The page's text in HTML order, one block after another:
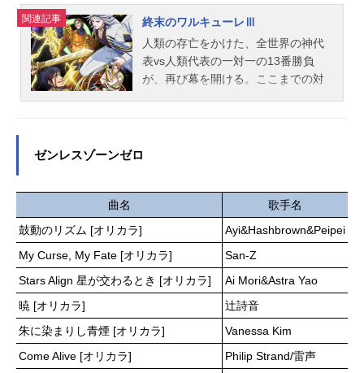
名ゴーストコンサート:missingSongs
放送形態TVアニメスケジュール2026
年4月5日（日）～2026年6月21日
（日）TOKYOMX・BS朝日・関西テ
レビほか話数全12話キャスト相葉芹
オデッセウス：寿美菜子スタッフ原
案：上松範康原作：UNISON Projec
tMiucS監督・シリーズ構成：神保昌
登キャラクターデザイン：宇井川真
明美術監督：草間徹也 里見篤美術
設定：高橋武之 柿本晋吾色彩設
計：小谷和樹撮影監督：佐藤敦オフ
ライン編集：近藤勇二音響監督：土
屋雅紀音響効果：上野励音楽：Elem
関連記事
終末のワルキューレⅢ
人類の存亡をかけた、全世界の神代
表vs人類代表の一対一の13番勝負
が、再び幕を開ける。ここまでの対
ーズ終末のワルキューレスケジュー
ル2025年12月10日（水）～Netflixに
て【TV放送】2026年4月3日（金）～
2026年6月26日（金）TOKYOMX・B
S11ほか話数全15話キャスト始皇
帝：石川界人ハデス：置鮎龍太郎ニ
コラ・テスラ：古川慎ベルゼブブ：
浪川大輔レオニダス王：白熊寛嗣ア
ポロン：鈴村健一アルヴィト：三上
枝織ゲンドゥル：冨岡美沙子ゲイレ
ゼンレスゾーンゼロ
曲名
歌手名
鼓動のリズム [オリカラ]
Ayi&Hashbrown&Peipei
My Curse, My Fate [オリカラ]
San-Z
Stars Align 星が交わるとき [オリカラ]
Ai Mori&Astra Yao
暁 [オリカラ]
辻詩音
朱に染まりし青煙 [オリカラ]
Vanessa Kim
Come Alive [オリカラ]
Philip Strand/雷声